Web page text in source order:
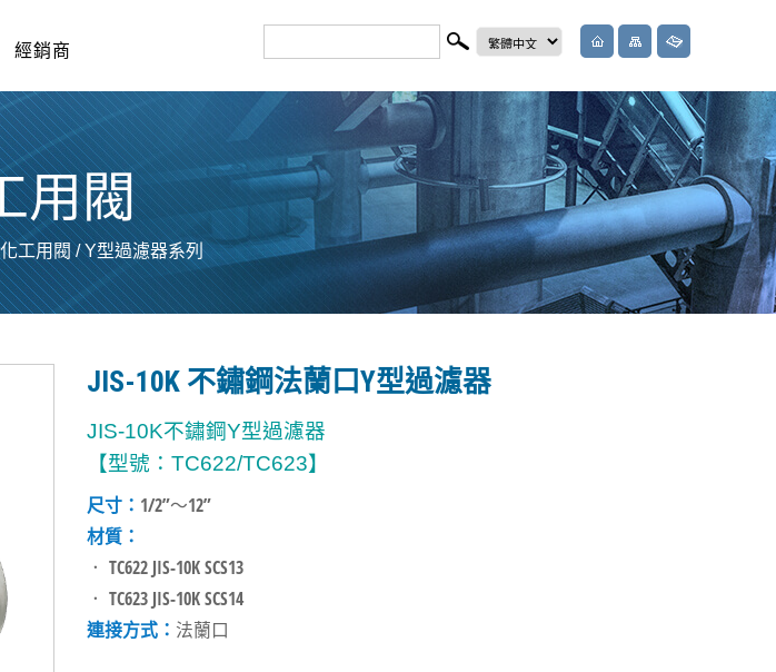
經銷商
用閥
化工用閥/Y型過濾器系列
JIS-10K 不鏽鋼法蘭口Y型過濾器
JIS-10K不鏽鋼Y型過濾器
【型號：TC622/TC623】
尺寸： 1/2”～12”
材質：
． TC622 JIS-10K SCS13
． TC623 JIS-10K SCS14
連接方式： 法蘭口